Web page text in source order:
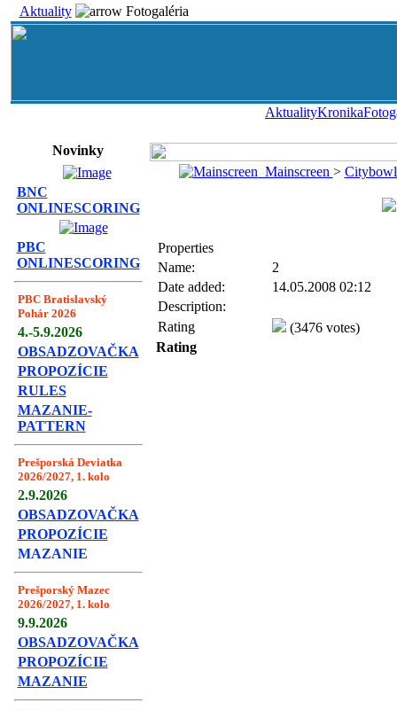
Aktuality Fotogaléria
AktualityKronika
Novinky
BNC
ONLINESCORING
PBC
ONLINESCORING
PBC Bratislavský
Pohár 2026
4.-5.9.2026
OBSADZOVAČKA
PROPOZÍCIE
RULES
MAZANIE-
PATTERN
Prešporská Deviatka
2026/2027, 1. kolo
2.9.2026
OBSADZOVAČKA
PROPOZÍCIE
MAZANIE
Prešporský Mazec
2026/2027, 1. kolo
9.9.2026
OBSADZOVAČKA
PROPOZÍCIE
MAZANIE
Mainscreen >
Properties
Name:
2
Date added:
14.05.2008 02:12
Description:
Rating
(3476 votes)
Rating